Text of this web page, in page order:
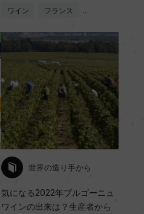
ワイン フランス …
世界の造り手から
気になる2022年ブルゴーニュ
ワインの出来は？生産者から